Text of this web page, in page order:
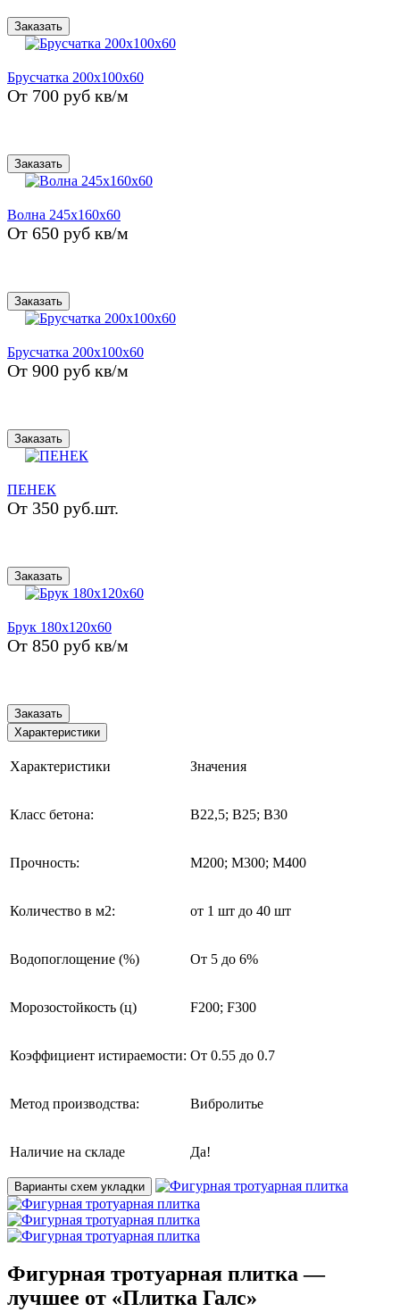
Заказать
Брусчатка 200х100х60
От 700 руб кв/м
Заказать
Волна 245x160x60
От 650 руб кв/м
Заказать
Брусчатка 200х100х60
От 900 руб кв/м
Заказать
ПЕНЕК
От 350 руб.шт.
Заказать
Брук 180x120x60
От 850 руб кв/м
Заказать
Характеристики
Характеристики Значения
Класс бетона: В22,5; В25; В30
Прочность: М200; М300; М400
Количество в м2: от 1 шт до 40 шт
Водопоглощение (%) От 5 до 6%
Морозостойкость (ц) F200; F300
Коэффициент истираемости: От 0.55 до 0.7
Метод производства: Вибролитье
Наличие на складе Да!
Варианты схем укладки
Фигурная тротуарная плитка —
лучшее от «Плитка Галс»